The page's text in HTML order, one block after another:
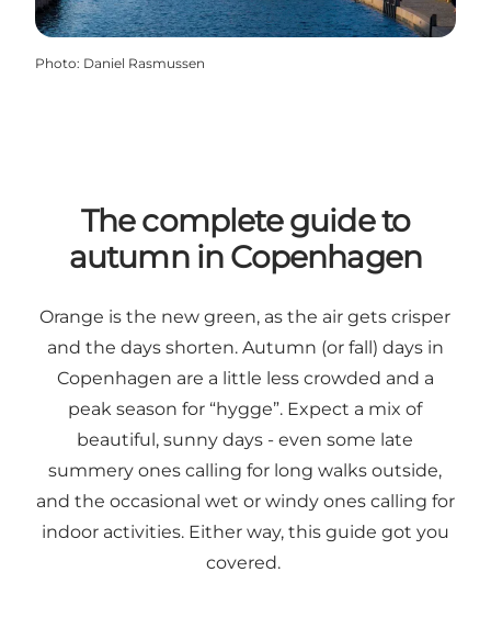
Photo: Daniel Rasmussen
The complete guide to
autumn in Copenhagen
Orange is the new green, as the air gets crisper
and the days shorten. Autumn (or fall) days in
Copenhagen are a little less crowded and a
peak season for “hygge”. Expect a mix of
beautiful, sunny days - even some late
summery ones calling for long walks outside,
and the occasional wet or windy ones calling for
indoor activities. Either way, this guide got you
covered.